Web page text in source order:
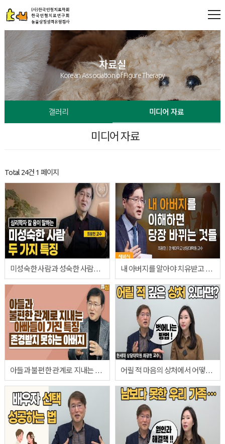
자료실
Korean Association of Figure Therapy
갤러리 미디어 자료
미디어 자료
Total 24건 1 페이지
미성숙한 사람과 성숙한 사람의 두 가지 차이 (최광현 교수) 내 아버지를 알아야 치유받고 회복할 수 있다
아들과 불편한 관계로 지내는 아버지 특징 어릴 적 마음의 상처에서 어떻게 벗어날까?(인터뷰 3탄)